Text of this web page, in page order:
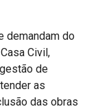
demandam do
Civil,
de
as
das obras